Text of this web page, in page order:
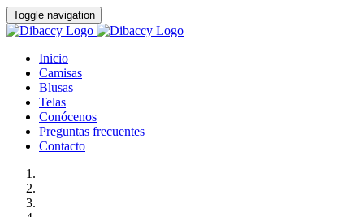
Toggle navigation
Inicio
Camisas
Blusas
Telas
Conócenos
Preguntas frecuentes
Contacto